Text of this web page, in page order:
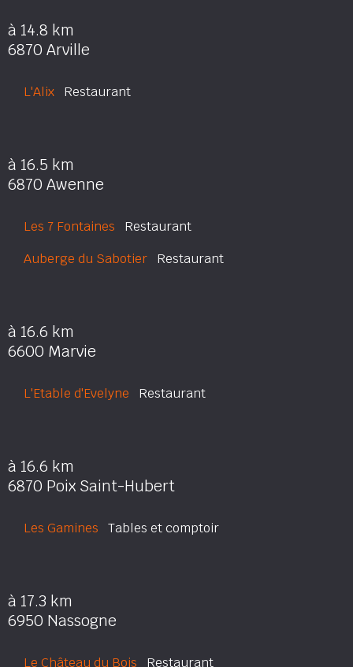
à 14.8 km
6870 Arville
L'Alix Restaurant
à 16.5 km
6870 Awenne
Les 7 Fontaines Restaurant
Auberge du Sabotier Restaurant
à 16.6 km
6600 Marvie
L'Etable d'Evelyne Restaurant
à 16.6 km
6870 Poix Saint-Hubert
Les Gamines Tables et comptoir
à 17.3 km
6950 Nassogne
Le Château du Bois Restaurant